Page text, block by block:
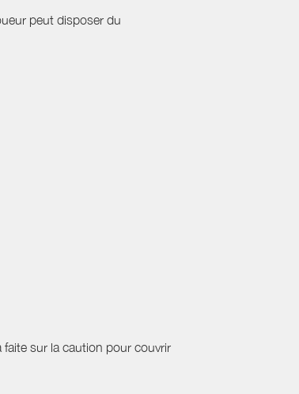
peut disposer du
faite sur la caution pour couvrir